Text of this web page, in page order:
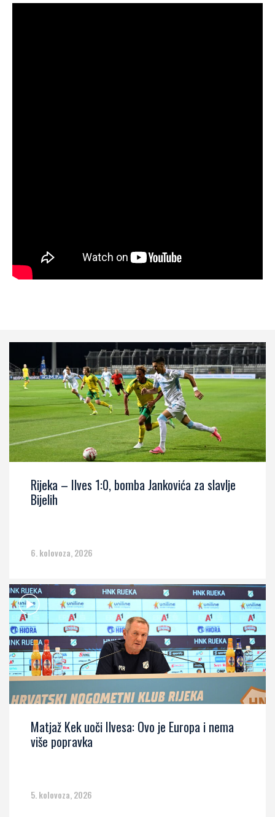
Rijeka – Ilves 1:0, bomba Jankovića za slavlje
Bijelih
6. kolovoza, 2026
Matjaž Kek uoči Ilvesa: Ovo je Europa i nema
više popravka
5. kolovoza, 2026